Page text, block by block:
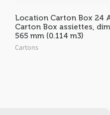
Location Carton Box 24
Carton Box assiettes,
565 mm (0.114 m3)
Cartons